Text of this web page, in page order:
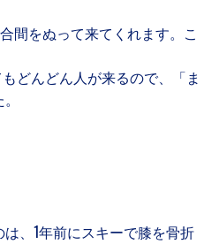
間をぬって来てくれます。こ
どんどん人が来るので、「ま
、1年前にスキーで膝を骨折